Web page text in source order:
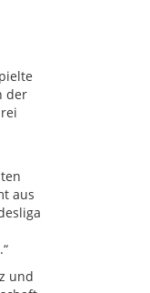
der
aus
und